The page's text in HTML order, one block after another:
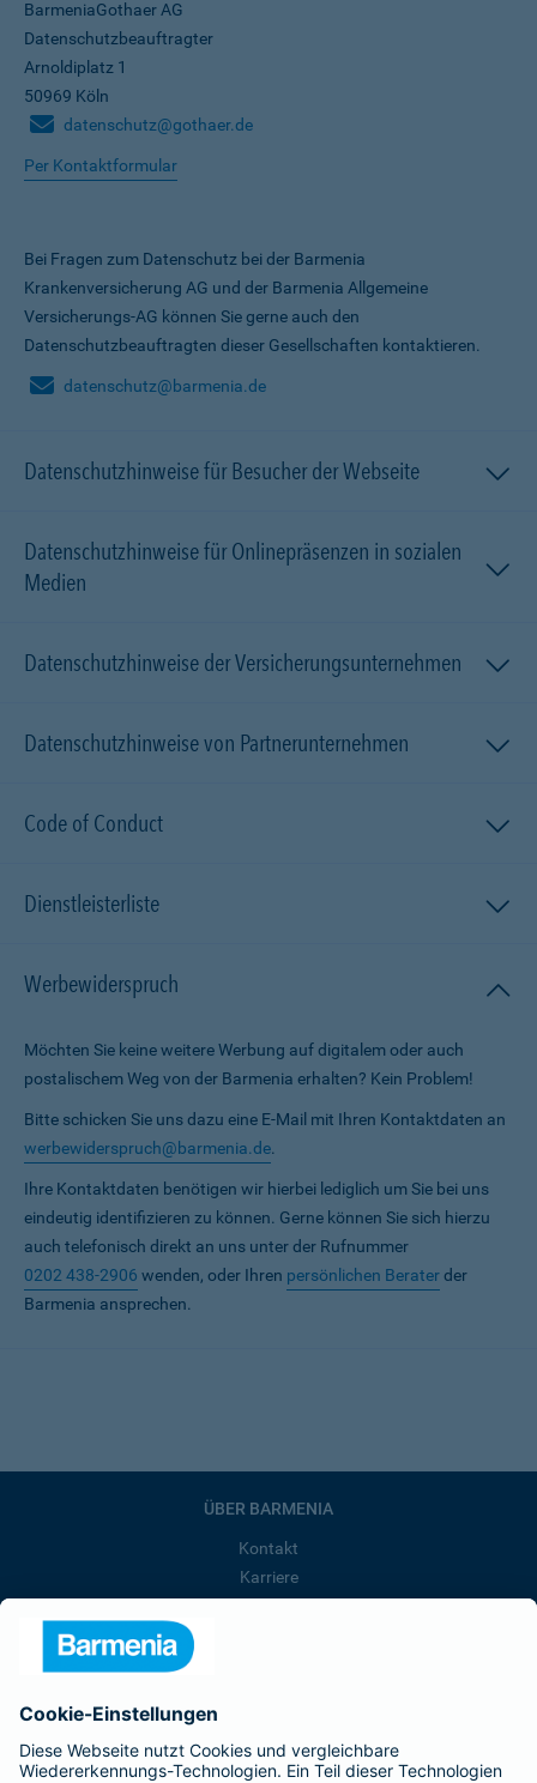
BarmeniaGothaer AG
Datenschutzbeauftragter
Arnoldiplatz 1
50969 Köln
datenschutz@gothaer.de
Per Kontaktformular
Bei Fragen zum Datenschutz bei der Barmenia
Krankenversicherung AG und der Barmenia Allgemeine
Versicherungs-AG können Sie gerne auch den
Datenschutzbeauftragten dieser Gesellschaften kontaktieren.
datenschutz@barmenia.de
Datenschutzhinweise für Besucher der Webseite
Datenschutzhinweise für Onlinepräsenzen in sozialen
Medien
Datenschutzhinweise der Versicherungsunternehmen
Datenschutzhinweise von Partnerunternehmen
Code of Conduct
Dienstleisterliste
Werbewiderspruch
Möchten Sie keine weitere Werbung auf digitalem oder auch
postalischem Weg von der Barmenia erhalten? Kein Problem!
Bitte schicken Sie uns dazu eine E-Mail mit Ihren Kontaktdaten an
werbewiderspruch@barmenia.de.
Ihre Kontaktdaten benötigen wir hierbei lediglich um Sie bei uns
eindeutig identifizieren zu können. Gerne können Sie sich hierzu
auch telefonisch direkt an uns unter der Rufnummer
0202 438-2906 wenden, oder Ihren persönlichen Beraterder
Barmenia ansprechen.
ÜBER BARMENIA
Kontakt
Karriere
Barmenia ist Teil der BarmeniaGothaer
BELIEBTE SEITEN